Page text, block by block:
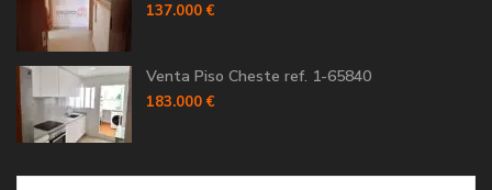
137.000 €
Venta Piso Cheste ref. 1-65840
183.000 €